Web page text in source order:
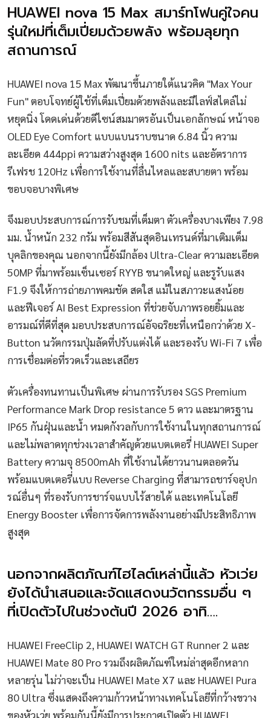
HUAWEI nova 15 Max สมาร์ทโฟนคู่ใจคน
รุ่นใหม่ที่เต็มเปี่ยมด้วยพลัง พร้อมลุยทุก
สถานการณ์
HUAWEI nova 15 Max พัฒนาขึ้นภายใต้แนวคิด "Max Your
Fun" ตอบโจทย์ผู้ใช้ที่เต็มเปี่ยมด้วยพลังและมีไลฟ์สไตล์ไม่
หยุดนิ่ง โดดเด่นด้วยดีไซน์สมมาตรอันเป็นเอกลักษณ์ หน้าจอ
OLED Eye Comfort แบบแบนราบขนาด 6.84 นิ้ว ความ
ละเอียด 444ppi ความสว่างสูงสุด 1600 nits และอัตราการ
รีเฟรช 120Hz เพื่อการใช้งานที่ลื่นไหลและสบายตา พร้อม
ขอบจอบางพิเศษ
จึงมอบประสบการณ์การรับชมที่เต็มตา ตัวเครื่องบางเพียง 7.98
มม. น้ำหนัก 232 กรัม พร้อมสีสันสุดอินเทรนด์ที่มาเติมเต็ม
บุคลิกของคุณ นอกจากนี้ยังมีกล้อง Ultra-Clear ความละเอียด
50MP ที่มาพร้อมเซ็นเซอร์ RYYB ขนาดใหญ่ และรูรับแสง
F1.9 จึงให้การถ่ายภาพคมชัด สดใส แม้ในสภาวะแสงน้อย
และฟีเจอร์ AI Best Expression ที่ช่วยจับภาพรอยยิ้มและ
อารมณ์ที่ดีที่สุด มอบประสบการณ์อัจฉริยะที่เหนือกว่าด้วย X-
Button นวัตกรรมปุ่มลัดที่ปรับแต่งได้ และรองรับ Wi-Fi 7 เพื่อ
การเชื่อมต่อที่รวดเร็วและเสถียร
ตัวเครื่องทนทานเป็นพิเศษ ผ่านการรับรอง SGS Premium
Performance Mark Drop resistance 5 ดาว และมาตรฐาน
IP65 กันฝุ่นและน้ำ หมดกังวลกับการใช้งานในทุกสถานการณ์
และไม่พลาดทุกช่วงเวลาสำคัญด้วยแบตเตอรี่ HUAWEI Super
Battery ความจุ 8500mAh ที่ใช้งานได้ยาวนานตลอดวัน
พร้อมแบตเตอรี่แบบ Reverse Charging ที่สามารถชาร์จอุปก
รณ์อื่นๆ ที่รองรับการชาร์จแบบไร้สายได้ และเทคโนโลยี
Energy Booster เพื่อการจัดการพลังงานอย่างมีประสิทธิภาพ
สูงสุด
นอกจากผลิตภัณฑ์ไฮไลต์เหล่านี้แล้ว หัวเว่ย
ยังได้นำเสนอและจัดแสดงนวัตกรรมอื่น ๆ
ที่เปิดตัวไปในช่วงต้นปี 2026 อาทิ….
HUAWEI FreeClip 2, HUAWEI WATCH GT Runner 2 และ
HUAWEI Mate 80 Pro รวมถึงผลิตภัณฑ์ใหม่ล่าสุดอีกหลาก
หลายรุ่น ไม่ว่าจะเป็น HUAWEI Mate X7 และ HUAWEI Pura
80 Ultra ซึ่งแสดงถึงความก้าวหน้าทางเทคโนโลยีที่กว้างขวาง
ของหัวเว่ย พร้อมกันนี้ยังมีการประกาศเปิดตัว HUAWEI